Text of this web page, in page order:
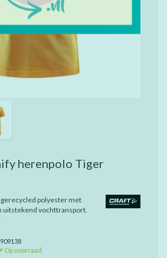
herenpolo Tiger
polyester met
uitstekend vochttransport.
Op voorraad